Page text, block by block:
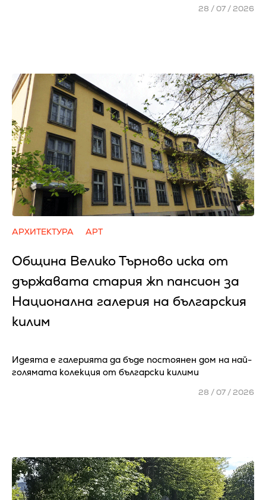
28 / 07 / 2026
АРХИТЕКТУРА АРТ
Община Велико Търново иска от
държавата стария жп пансион за
Национална галерия на българския
килим
Идеята е галерията да бъде постоянен дом на най-
голямата колекция от български килими
28 / 07 / 2026